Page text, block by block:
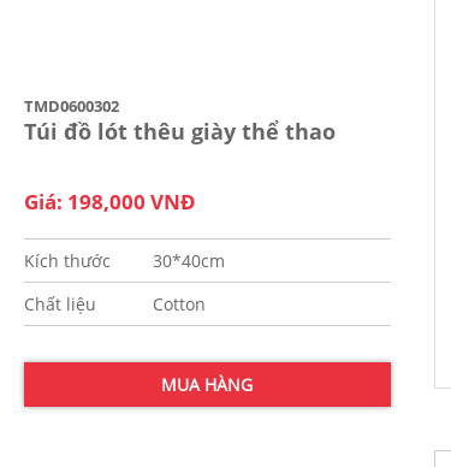
TMD0600302
Túi đồ lót thêu giày thể thao
Giá: 198,000 VNĐ
Kích thước
30*40cm
Chất liệu
Cotton
MUA HÀNG